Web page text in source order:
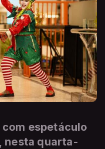
com espetáculo
nesta quarta-